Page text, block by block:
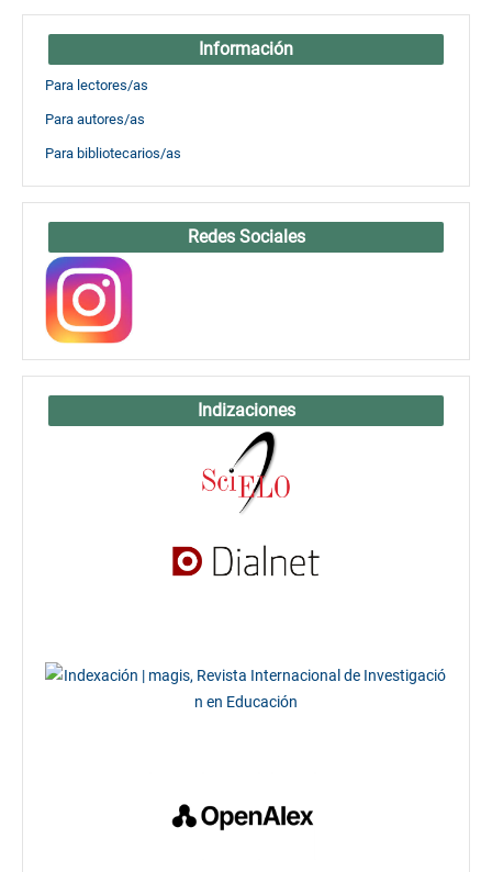
Información
Para lectores/as
Para autores/as
Para bibliotecarios/as
Redes Sociales
Indizaciones